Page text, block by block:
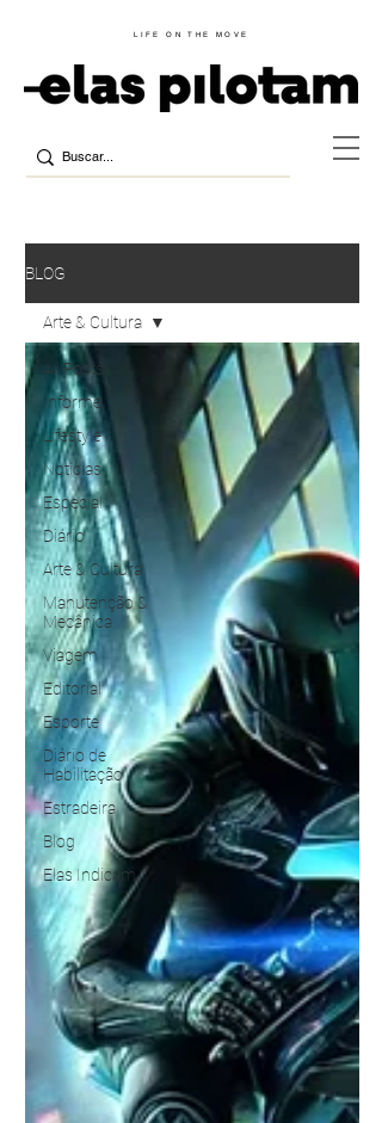
LIFE ON THE MOVE
BLOG
All Posts
Informe
Lifestyle
Notícias
Especial
Diário
Arte & Cultura
Manutenção &
Mecânica
Viagem
Editorial
Esporte
Diário de
Habilitação
Estradeira
Blog
Elas Indicam
Arte & Cultura